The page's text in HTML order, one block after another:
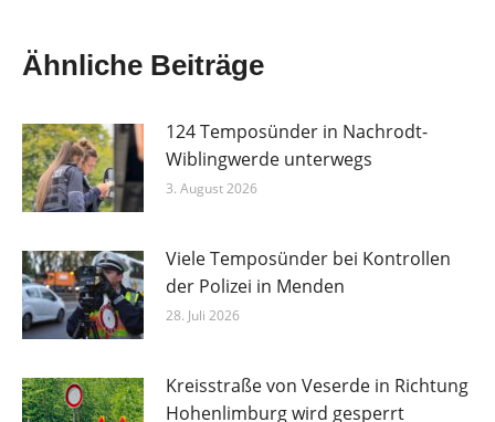
Ähnliche Beiträge
124 Temposünder in Nachrodt-
Wiblingwerde unterwegs
3. August 2026
Viele Temposünder bei Kontrollen
der Polizei in Menden
28. Juli 2026
Kreisstraße von Veserde in Richtung
Hohenlimburg wird gesperrt